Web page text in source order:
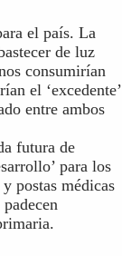
el país. La
de luz
consumirían
el ‘excedente’
entre ambos
futura de
para los
postas médicas